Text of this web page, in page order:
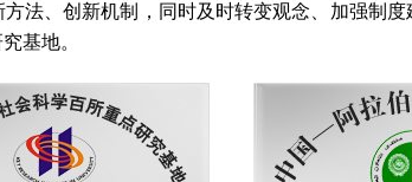
法、创新机制，同时及时转变观念、加强制
基地。